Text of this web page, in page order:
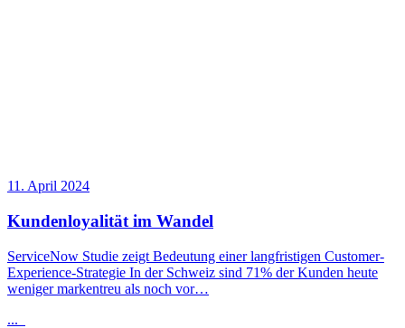
11. April 2024
Kundenloyalität im Wandel
ServiceNow Studie zeigt Bedeutung einer langfristigen Customer-
Experience-Strategie In der Schweiz sind 71% der Kunden heute
weniger markentreu als noch vor…
...